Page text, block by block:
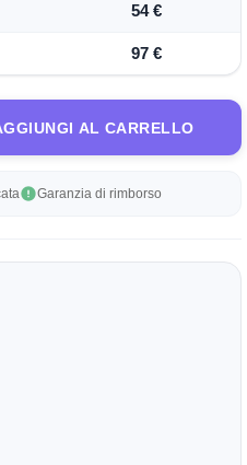
54 €
97 €
AL CARRELLO
Garanzia di rimborso